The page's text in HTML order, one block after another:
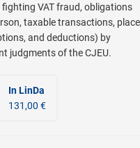
VAT fraud, obligations
taxable transactions, place
and deductions) by
judgments of the CJEU.
In LinDa
131,00 €